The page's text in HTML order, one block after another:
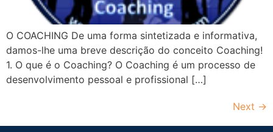
O COACHING De uma forma sintetizada e informativa,
damos-lhe uma breve descrição do conceito Coaching!
1. O que é o Coaching? O Coaching é um processo de
desenvolvimento pessoal e profissional […]
Next →